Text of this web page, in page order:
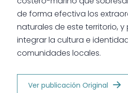
de forma efectiva los
naturales de este territorio, y
integrar la cultura e
comunidades locales.
Ver publicación Original